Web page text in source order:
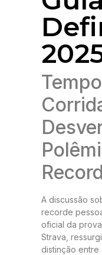
A discussão
recorde
oficial da
Strava,
distinção